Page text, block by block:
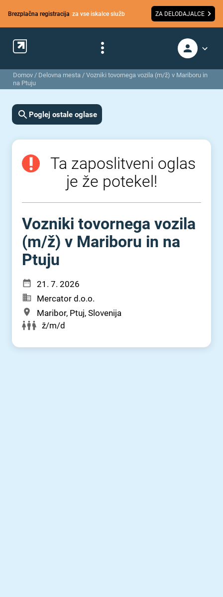
Brezplačna registracija za vse iskalce služb ZA DELODAJALCE
Domov / Delovna mesta / Vozniki tovornega vozila (m/ž) v Mariboru in
na Ptuju
Poglej ostale oglase
Ta zaposlitveni oglas
je že potekel!
Vozniki tovornega vozila
(m⁠/⁠ž) v Mariboru in na
Ptuju
21. 7. 2026
Mercator d.o.o.
Maribor, Ptuj, Slovenija
ž/m/d